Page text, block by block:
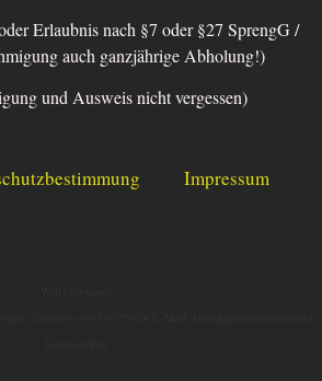
Erlaubnis nach §7 oder §27 SprengG /
auch ganzjährige Abholung!)
und Ausweis nicht vergessen)
Impressum